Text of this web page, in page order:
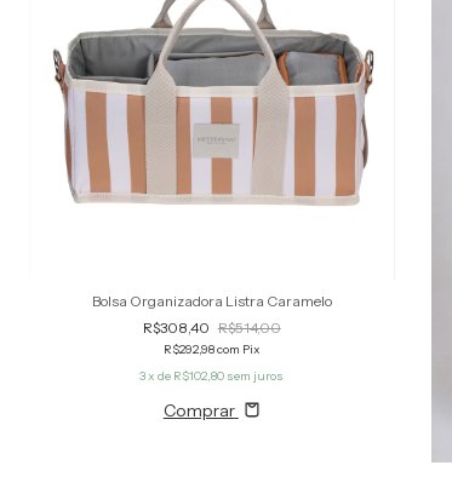
Bolsa Organizadora Listra Caramelo
R$308,40 R$514,00
R$292,98com Pix
3 x de R$102,80 sem juros
Comprar